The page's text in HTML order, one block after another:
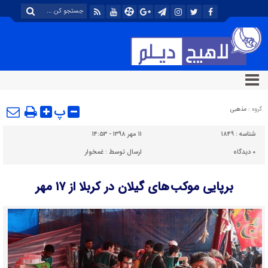
گروه : مذهبی پ
شناسه : ۱۸۴۹
۱۱ مهر ۱۳۹۸ - ۱۴:۵۳
۰ دیدگاه ارسال توسط :غمخوار
برپایی موکب های گیلان در کربلا از ۱۷ مهر